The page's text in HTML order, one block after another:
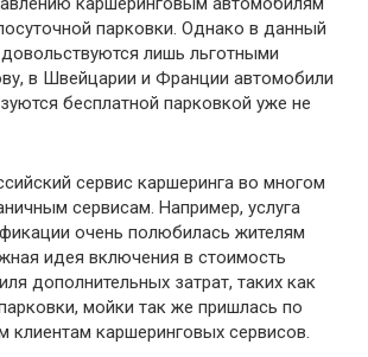
парковки. Однако в данный
лишь льготными
в Швейцарии и Франции автомобили
бесплатной парковкой уже не
сервис каршеринга во многом
сервисам. Например, услуга
очень полюбилась жителям
идея включения в стоимость
дополнительных затрат, таких как
мойки так же пришлась по
клиентам каршеринговых сервисов.